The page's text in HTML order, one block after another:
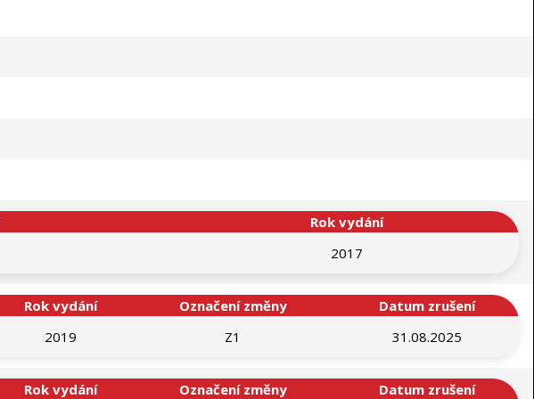
Rok vydání
2017
Rok vydání Označení změny
Datum zrušení
2019 Z1 31.08.2025
Rok vydání Označení změny Datum zrušení